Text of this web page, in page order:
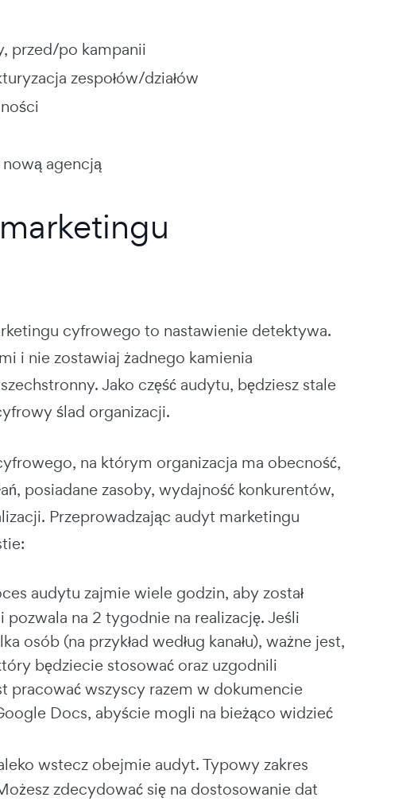
przed/po kampanii
zespołów/działów
agencją
cyfrowego to nastawienie detektywa.
i nie zostawiaj żadnego kamienia
Jako część audytu, będziesz stale
ślad organizacji.
na którym organizacja ma obecność,
posiadane zasoby, wydajność konkurentów,
Przeprowadzając audyt marketingu
audytu zajmie wiele godzin, aby został
na 2 tygodnie na realizację. Jeśli
osób (na przykład według kanału), ważne jest,
będziecie stosować oraz uzgodnili
pracować wszyscy razem w dokumencie
Docs, abyście mogli na bieżąco widzieć
wstecz obejmie audyt. Typowy zakres
zdecydować się na dostosowanie dat